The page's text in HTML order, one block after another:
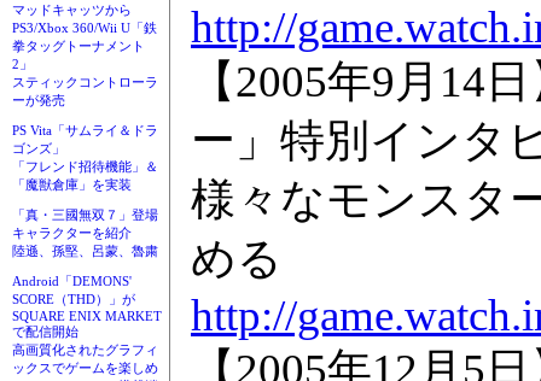
マッドキャッツから
PS3/Xbox 360/Wii U「鉄
拳タッグトーナメント
2」
スティックコントローラ
ーが発売
PS Vita「サムライ＆ドラ
ゴンズ」
「フレンド招待機能」＆
「魔獣倉庫」を実装
「真・三國無双７」登場
キャラクターを紹介
陸遜、孫堅、呂蒙、魯粛
Android「DEMONS'
SCORE（THD）」が
SQUARE ENIX MARKET
で配信開始
高画質化されたグラフィ
ックスでゲームを楽しめ
http://
【2005年9月14
ー」特別インタ
様々なモンスタ
める
http://
【2005年12月5